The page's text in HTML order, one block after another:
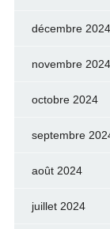
décembre 2024
novembre 2024
octobre 2024
septembre
août 2024
juillet 2024